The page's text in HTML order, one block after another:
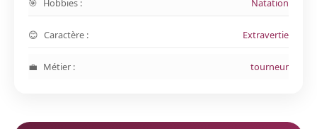
Hobbies : Natation
Caractère : Extravertie
Métier : tourneur